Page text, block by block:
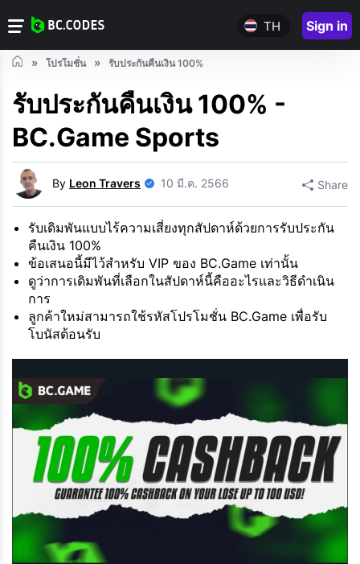
TH Sign in
โปรโมชั่น รับประกันคืนเงิน 100%
รับประกันคืนเงิน 100% -
BC.Game Sports
By Leon Travers 10 มี.ค. 2566 Share
รับเดิมพันแบบไร้ความเสี่ยงทุกสัปดาห์ด้วยการรับประกัน
คืนเงิน 100%
ข้อเสนอนี้มีไว้สำหรับ VIP ของ BC.Game เท่านั้น
ดูว่าการเดิมพันที่เลือกในสัปดาห์นี้คืออะไรและวิธีดำเนิน
การ
ลูกค้าใหม่สามารถใช้รหัสโปรโมชั่น BC.Game เพื่อรับ
โบนัสต้อนรับ